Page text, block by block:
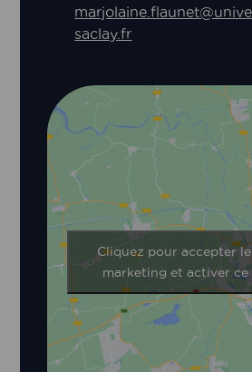
saclay.fr
Cliquez pour accepter
marketing et activer